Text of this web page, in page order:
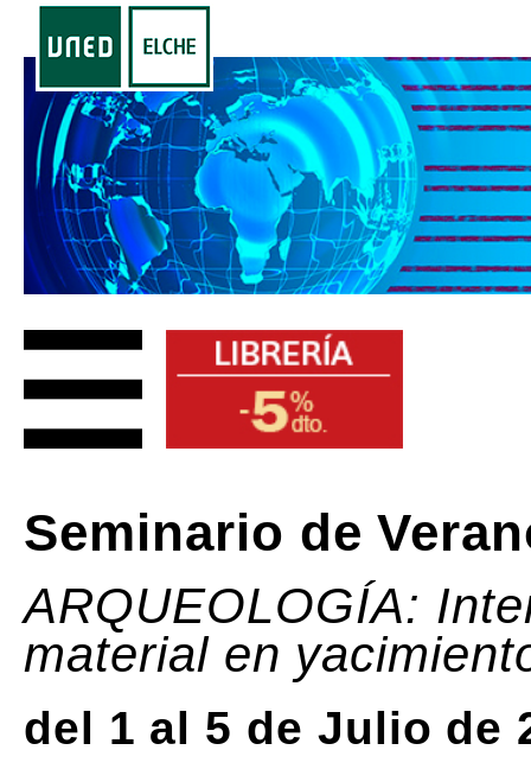
Seminario de
ARQUEOLOGÍA:
material en
del 1 al 5 de Julio de